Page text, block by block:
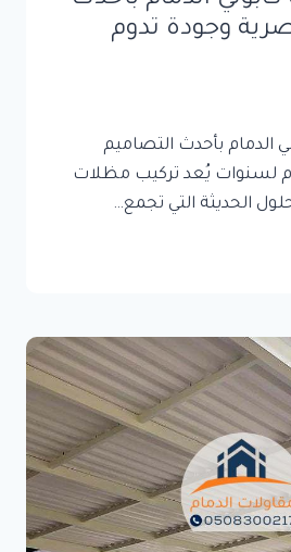
وجودة تدوم
الدمام بأحدث التصاميم
لسنوات يُعد تركيب مظلات
الحديثة التي تجمع…